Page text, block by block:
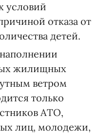
условий
отказа от
детей.
жилищных
ветром
только
АТО,
лиц, молодежи,